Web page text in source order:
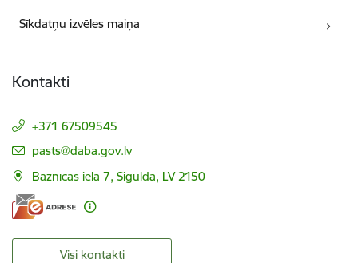
Sīkdatņu izvēles maiņa
Kontakti
+371 67509545
E-pasts:
pasts@daba.gov.lv
Baznīcas iela 7, Sigulda, LV 2150
Visi kontakti